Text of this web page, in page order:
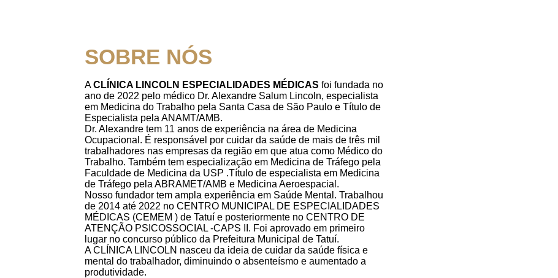
SOBRE NÓS
ACLÍNICA LINCOLN ESPECIALIDADES MÉDICAS foi fundada no
ano de 2022 pelo médico Dr. Alexandre Salum Lincoln, especialista
em Medicina do Trabalho pela Santa Casa de São Paulo e Título de
Especialista pela ANAMT/AMB.
Dr. Alexandre tem 11 anos de experiência na área de Medicina
Ocupacional. É responsável por cuidar da saúde de mais de três mil
trabalhadores nas empresas da região em que atua como Médico do
Trabalho. Também tem especialização em Medicina de Tráfego pela
Faculdade de Medicina da USP .Título de especialista em Medicina
de Tráfego pela ABRAMET/AMB e Medicina Aeroespacial.
Nosso fundador tem ampla experiência em Saúde Mental. Trabalhou
de 2014 até 2022 no CENTRO MUNICIPAL DE ESPECIALIDADES
MÉDICAS (CEMEM ) de Tatuí e posteriormente no CENTRO DE
ATENÇÃO PSICOSSOCIAL -CAPS II. Foi aprovado em primeiro
lugar no concurso público da Prefeitura Municipal de Tatuí.
A CLÍNICA LINCOLN nasceu da ideia de cuidar da saúde física e
mental do trabalhador, diminuindo o absenteísmo e aumentado a
produtividade.